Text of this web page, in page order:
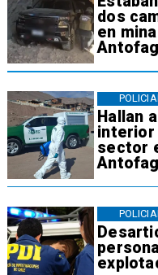
dos
en
Hallan
interior
sector